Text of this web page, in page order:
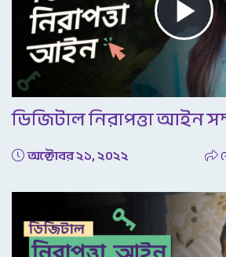
Play
ডিজিটাল নিরাপত্তা আইন
অক্টোবর ২১, ২০২২